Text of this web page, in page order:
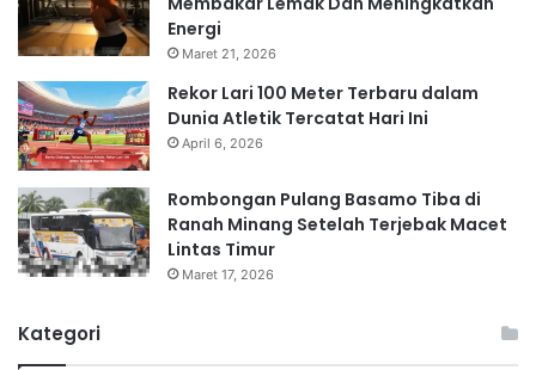
Energi
Maret 21, 2026
Rekor Lari 100 Meter Terbaru dalam
Dunia Atletik Tercatat Hari Ini
April 6, 2026
Rombongan Pulang Basamo Tiba di
Ranah Minang Setelah Terjebak Macet
Lintas Timur
Maret 17, 2026
Kategori